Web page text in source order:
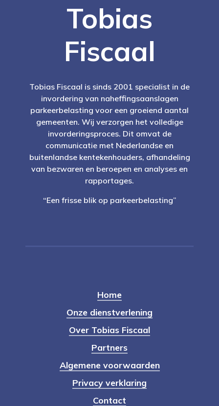
Tobias
Fiscaal
Tobias Fiscaal is sinds 2001 specialist in de
invordering van naheffingsaanslagen
parkeerbelasting voor een groeiend aantal
gemeenten. Wij verzorgen het volledige
invorderingsproces. Dit omvat de
communicatie met Nederlandse en
buitenlandse kentekenhouders, afhandeling
van bezwaren en beroepen en analyses en
rapportages.
“Een frisse blik op parkeerbelasting”
Home
Onze dienstverlening
Over Tobias Fiscaal
Partners
Algemene voorwaarden
Privacy verklaring
Contact